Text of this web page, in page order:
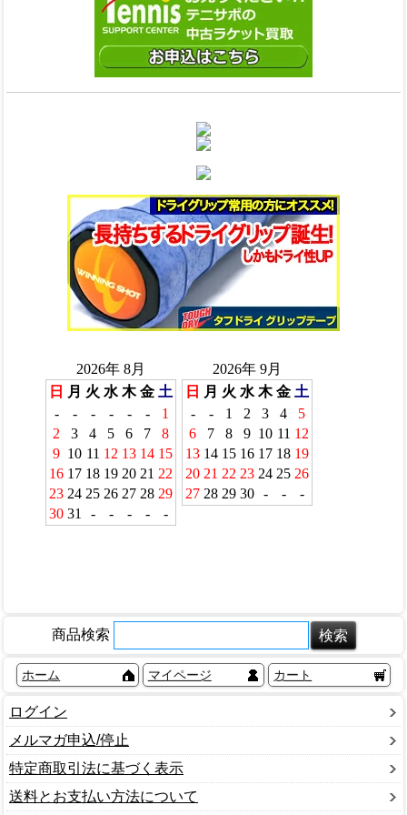
商品検索
ホーム マイページ カート
ログイン
メルマガ申込/停止
特定商取引法に基づく表示
送料とお支払い方法について